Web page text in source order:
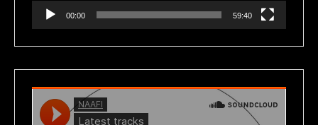
00:00 59:40